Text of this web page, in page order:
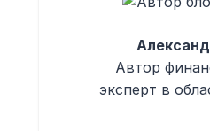
Автор
эксперт в